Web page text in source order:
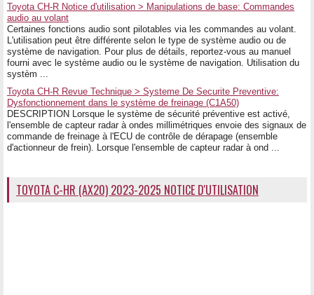
Toyota CH-R Notice d'utilisation > Manipulations de base: Commandes
audio au volant
Certaines fonctions audio sont pilotables via les commandes au volant.
L'utilisation peut être différente selon le type de système audio ou de
système de navigation. Pour plus de détails, reportez-vous au manuel
fourni avec le système audio ou le système de navigation. Utilisation du
systèm ...
Toyota CH-R Revue Technique > Systeme De Securite Preventive:
Dysfonctionnement dans le système de freinage (C1A50)
DESCRIPTION Lorsque le système de sécurité préventive est activé,
l'ensemble de capteur radar à ondes millimétriques envoie des signaux de
commande de freinage à l'ECU de contrôle de dérapage (ensemble
d'actionneur de frein). Lorsque l'ensemble de capteur radar à ond ...
TOYOTA C-HR (AX20) 2023-2025 NOTICE D'UTILISATION